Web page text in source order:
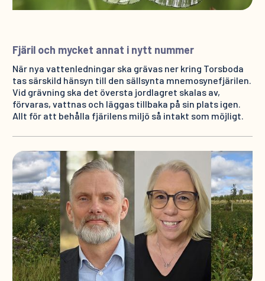
Fjäril och mycket annat i nytt nummer
När nya vattenledningar ska grävas ner kring Torsboda
tas särskild hänsyn till den sällsynta mnemosynefjärilen.
Vid grävning ska det översta jordlagret skalas av,
förvaras, vattnas och läggas tillbaka på sin plats igen.
Allt för att behålla fjärilens miljö så intakt som möjligt.